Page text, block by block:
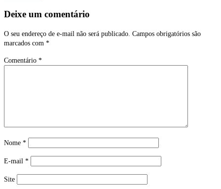
Deixe um comentário
O seu endereço de e-mail não será publicado. Campos obrigatórios são
marcados com *
Comentário *
Nome *
E-mail *
Site